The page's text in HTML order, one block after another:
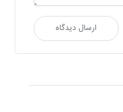
ارسال دیدگاه